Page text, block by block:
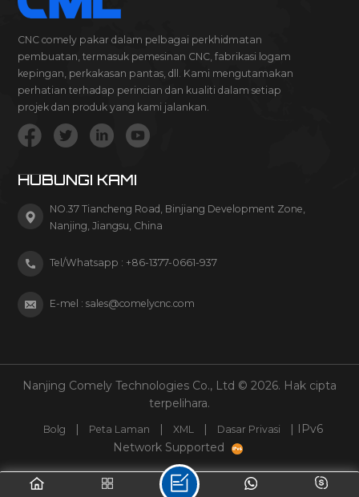
CNC comely pakar dalam pelbagai perkhidmatan
pembuatan, termasuk pemesinan CNC, fabrikasi logam
kepingan, perkakasan pantas, dll. Kami mengutamakan
perhatian terhadap perincian dan kualiti dalam setiap
projek dan produk yang kami jalankan.
HUBUNGI KAMI
NO.37 Tiancheng Road, Binjiang Development Zone,
Nanjing, Jiangsu, China
Tel/Whatsapp : +86-1377-0661-937
E-mel :sales@comelycnc.com
Nanjing Comely Technologies Co., Ltd © 2026. Hak cipta
terpelihara.
Bolg Peta Laman XML Dasar Privasi
| IPv6
Network Supported